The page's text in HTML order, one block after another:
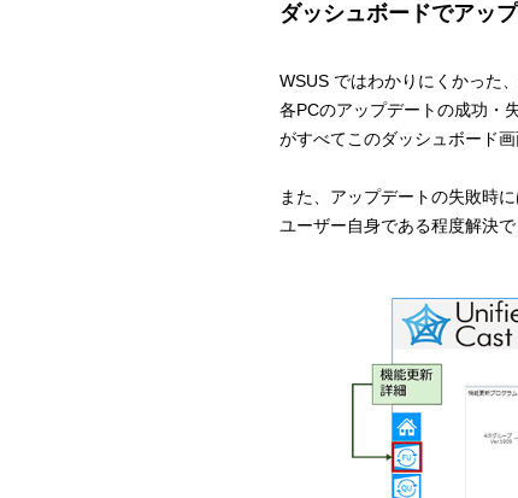
ダッシュボードでアッ
WSUS ではわかりにくかった
各PCのアップデートの成功・
がすべてこのダッシュボード画
また、アップデートの失敗時
ユーザー自身である程度解決